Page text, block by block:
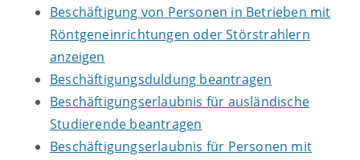
Beschäftigung von Personen in Betrieben mit
Röntgeneinrichtungen oder Störstrahlern
anzeigen
Beschäftigungsduldung beantragen
Beschäftigungserlaubnis für ausländische
Studierende beantragen
Beschäftigungserlaubnis für Personen mit